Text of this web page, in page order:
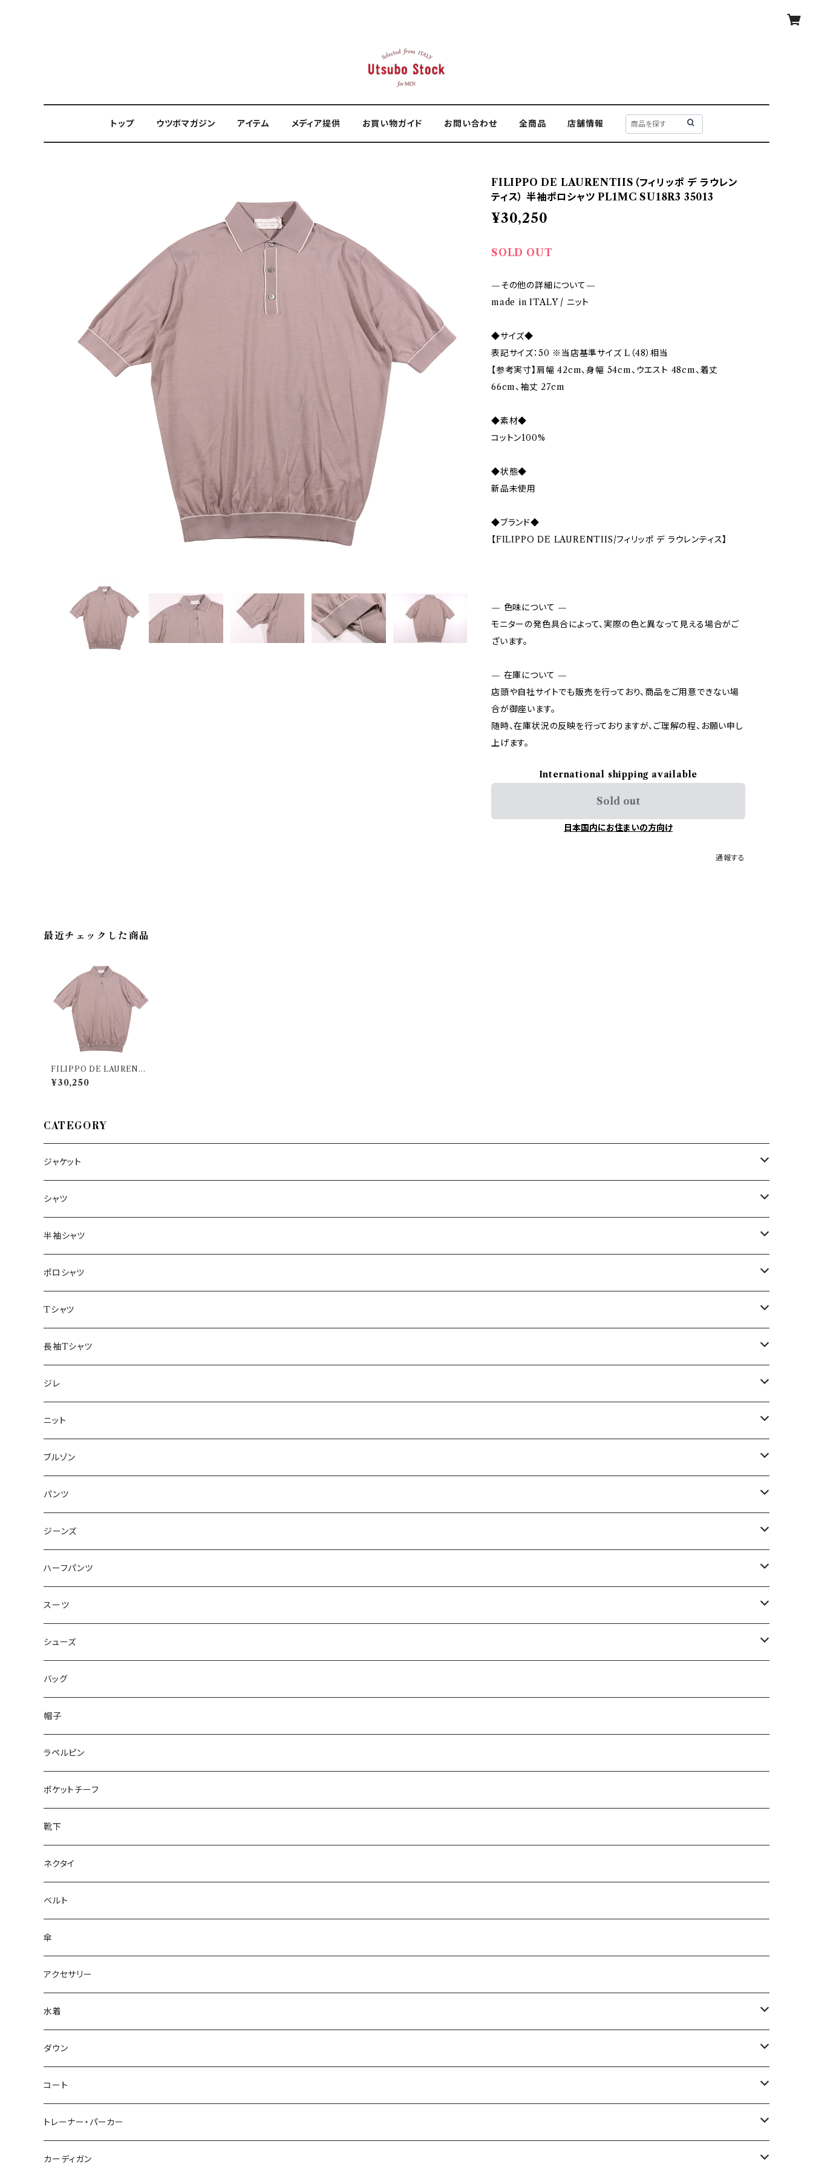
トップ ウツボマガジン アイテム メディア提供 お買い物ガイド お問い合わせ 全商品 店舗情報
FILIPPO DE LAURENTIIS（フィリッポ デ ラウレン
ティス） 半袖ポロシャツ PL1MC SU18R3 35013
¥30,250
SOLD OUT
—その他の詳細について—
made in ITALY / ニット
◆サイズ◆
表記サイズ：50 ※当店基準サイズ L（48）相当
【参考実寸】肩幅 42cm、身幅 54cm、ウエスト 48cm、着丈
66cm、袖丈 27cm
◆素材◆
コットン100%
◆状態◆
新品未使用
◆ブランド◆
【FILIPPO DE LAURENTIIS/フィリッポ デ ラウレンティス】
— 色味について —
モニターの発色具合によって、実際の色と異なって見える場合がご
ざいます。
— 在庫について —
店頭や自社サイトでも販売を行っており、商品をご用意できない場
合が御座います。
随時、在庫状況の反映を行っておりますが、ご理解の程、お願い申し
上げます。
International shipping available
Sold out
日本国内にお住まいの方向け
通報する
最近チェックした商品
FILIPPO DE LAURENTII
S（フィリッポ デ ラウレンティ
ス） 半袖ポロシャツ PL1MC
¥30,250
CATEGORY
ジャケット
～44/S
46/M
48/L
50/XL～
シャツ
～44/S
46/M
48/L
50/XL～
半袖シャツ
～44/S
46/M
48/L
50/XL～
ポロシャツ
～44/S
46/M
48/L
50/XL～
Tシャツ
～44/S
46/M
48/L
50/XL～
長袖Tシャツ
～44/S
46/M
48/L
50/XL～
ジレ
～44/S
46/M
48/L
50/XL～
ニット
～44/S
46/M
48/L
50/XL～
ブルゾン
～44/S
46/M
48/L
50/XL～
パンツ
～44/S
46/M
48/L
50/XL～
ジーンズ
～44/S
46/M
48/L
50/XL～
ハーフパンツ
～44/S
46/M
48/L
50/XL～
スーツ
～44/S
46/M
48/L
50/XL～
シューズ
～25.5cm
26cm～
27cm～
28cm～
バッグ
帽子
ラペルピン
ポケットチーフ
靴下
ネクタイ
ベルト
傘
アクセサリー
水着
～44/S
46/M
48/L
50/XL～
ダウン
～44/S
46/M
48/L
コート
～44/S
46/M
トレーナー・パーカー
～44/S
カーディガン